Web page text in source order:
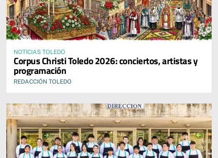
NOTICIAS TOLEDO
Corpus Christi Toledo 2026: conciertos, artistas y
programación
REDACCIÓN TOLEDO